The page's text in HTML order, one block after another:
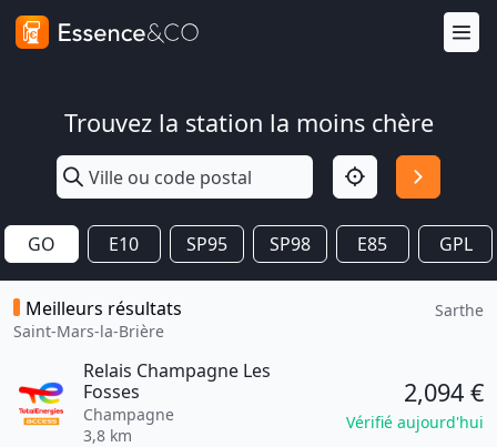
Trouvez la station la moins chère
GO E10 SP95 SP98 E85 GPL
Meilleurs résultats
Saint-Mars-la-Brière
Sarthe
Relais Champagne Les
Fosses
Champagne
3,8 km
2,094 €
Vérifié aujourd'hui